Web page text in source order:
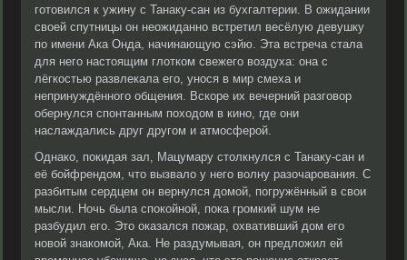
готовился к ужину с Танаку-сан из бухгалтерии. В ожидании
своей спутницы он неожиданно встретил весёлую девушку
по имени Ака Онда, начинающую сэйю. Эта встреча стала
для него настоящим глотком свежего воздуха: она с
лёгкостью развлекала его, унося в мир смеха и
непринуждённого общения. Вскоре их вечерний разговор
обернулся спонтанным походом в кино, где они
наслаждались друг другом и атмосферой.
Однако, покидая зал, Мацумару столкнулся с Танаку-сан и
её бойфрендом, что вызвало у него волну разочарования. С
разбитым сердцем он вернулся домой, погружённый в свои
мысли. Ночь была спокойной, пока громкий шум не
разбудил его. Это оказался пожар, охвативший дом его
новой знакомой, Ака. Не раздумывая, он предложил ей